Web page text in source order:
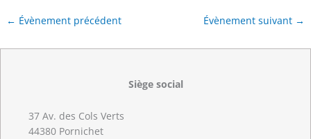
← Évènement précédent Évènement suivant →
Siège social
37 Av. des Cols Verts
44380 Pornichet